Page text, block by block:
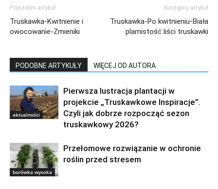
Poprzedni artykuł
Truskawka-Kwitnienie i
owocowanie-Zmieniki
Następny artykuł
Truskawka-Po kwitnieniu-Biała
plamistość liści truskawki
PODOBNE ARTYKUŁY WIĘCEJ OD AUTORA
aktualności
Pierwsza lustracja plantacji w
projekcie „Truskawkowe Inspiracje”.
Czyli jak dobrze rozpocząć sezon
truskawkowy 2026?
borówka wysoka
Przełomowe rozwiązanie w ochronie
roślin przed stresem